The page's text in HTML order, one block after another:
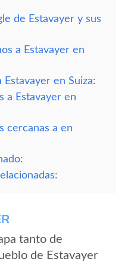
de Estavayer y sus
a Estavayer en
Estavayer en Suiza:
a Estavayer en
cercanas a en
tanto de
de Estavayer